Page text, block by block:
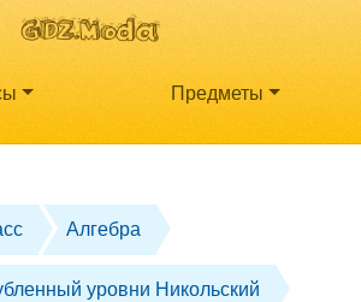
Предметы
Алгебра
уровни Никольский